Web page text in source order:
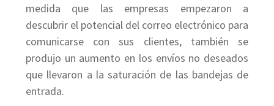
medida que las empresas empezaron a
descubrir el potencial del correo electrónico para
comunicarse con sus clientes, también se
produjo un aumento en los envíos no deseados
que llevaron a la saturación de las bandejas de
entrada.